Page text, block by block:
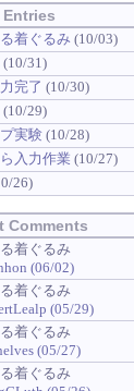
着ぐるみ(10/03)
(10/31)
完了 (10/30)
(10/29)
実験(10/28)
入力作業 (10/27)
26)
Comments
着ぐるみ
(06/02)
着ぐるみ
(05/29)
着ぐるみ
(05/27)
着ぐるみ